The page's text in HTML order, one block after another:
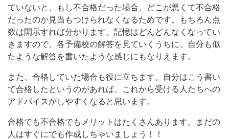
ていないと、もし不合格だった場合、どこが悪くて不合格
だったのか見当もつけられなくなるためです。もちろん点
数は開示すれば分かります。記憶はどんどんなくなってい
きますので、各予備校の解答を見ていくうちに、自分も似
たような解答を書いたような感じにもなりえます。
また、合格していた場合も役に立ちます。自分はこう書い
て合格したというのがあれば、これから受ける人たちへの
アドバイスがしやすくなると思います。
合格でも不合格でもメリットはたくさんあります。まだの
人はすぐにでも作成しちゃいましょう！！